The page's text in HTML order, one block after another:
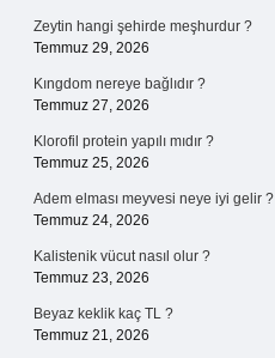
Zeytin hangi şehirde meşhurdur ?
Temmuz 29, 2026
Kıngdom nereye bağlıdır ?
Temmuz 27, 2026
Klorofil protein yapılı mıdır ?
Temmuz 25, 2026
Adem elması meyvesi neye iyi gelir ?
Temmuz 24, 2026
Kalistenik vücut nasıl olur ?
Temmuz 23, 2026
Beyaz keklik kaç TL ?
Temmuz 21, 2026